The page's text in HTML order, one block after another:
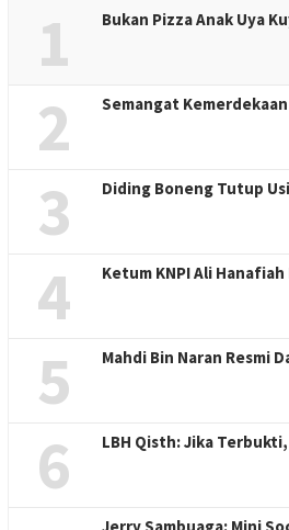
1 Bukan Pizza Anak Uya
2 Semangat
3 Diding Boneng Tutup
4 Ketum KNPI Ali
5 Mahdi Bin Naran Resmi
6 LBH Qisth: Jika